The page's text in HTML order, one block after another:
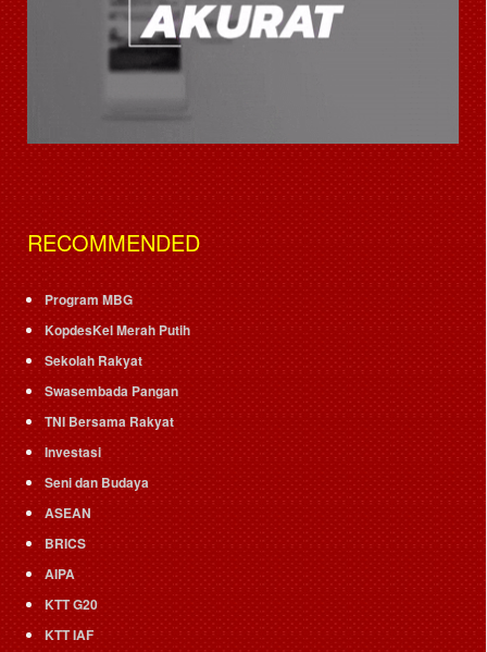
RECOMMENDED
Program MBG
KopdesKel Merah Putih
Sekolah Rakyat
Swasembada Pangan
TNI Bersama Rakyat
Investasi
Seni dan Budaya
ASEAN
BRICS
AIPA
KTT G20
KTT IAF